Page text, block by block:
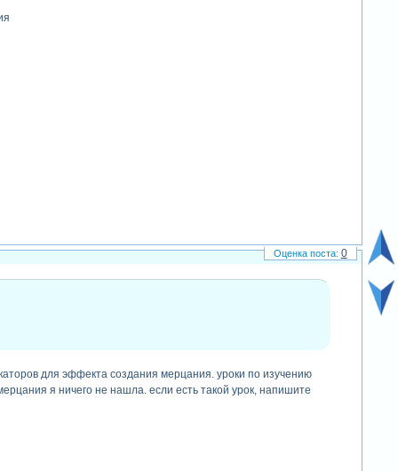
для эффекта создания мерцания. уроки по изучению
я ничего не нашла. если есть такой урок, напишите
0